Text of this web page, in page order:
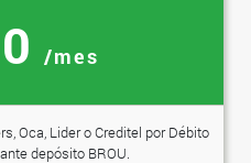
/mes
Oca, Lider o Creditel por Débito
depósito BROU.